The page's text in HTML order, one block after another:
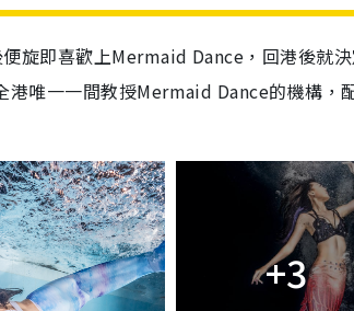
旋即喜歡上Mermaid Dance，回港後就
唯一一間教授Mermaid Dance的機構，
+3